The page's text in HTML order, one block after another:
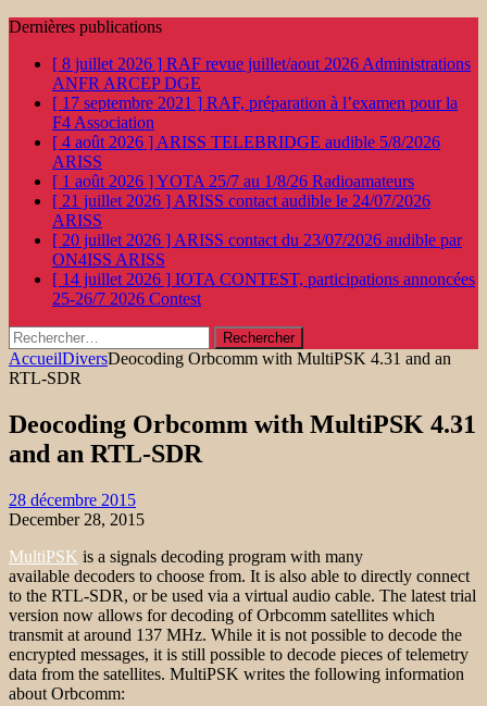
Dernières publications
[ 8 juillet 2026 ] RAF revue juillet/aout 2026 Administrations
ANFR ARCEP DGE
[ 17 septembre 2021 ] RAF, préparation à l’examen pour la
F4 Association
[ 4 août 2026 ] ARISS TELEBRIDGE audible 5/8/2026
ARISS
[ 1 août 2026 ]YOTA 25/7 au 1/8/26 Radioamateurs
[ 21 juillet 2026 ] ARISS contact audible le 24/07/2026
ARISS
[ 20 juillet 2026 ] ARISS contact du 23/07/2026 audible par
ON4ISS ARISS
[ 14 juillet 2026 ] IOTA CONTEST, participations annoncées
25-26/7 2026 Contest
Rechercher :
AccueilDiversDeocoding Orbcomm with MultiPSK 4.31 and an
RTL-SDR
Deocoding Orbcomm with MultiPSK 4.31
and an RTL-SDR
28 décembre 2015
December 28, 2015
MultiPSK is a signals decoding program with many
available decoders to choose from. It is also able to directly connect
to the RTL-SDR, or be used via a virtual audio cable. The latest trial
version now allows for decoding of Orbcomm satellites which
transmit at around 137 MHz. While it is not possible to decode the
encrypted messages, it is still possible to decode pieces of telemetry
data from the satellites. MultiPSK writes the following information
about Orbcomm: